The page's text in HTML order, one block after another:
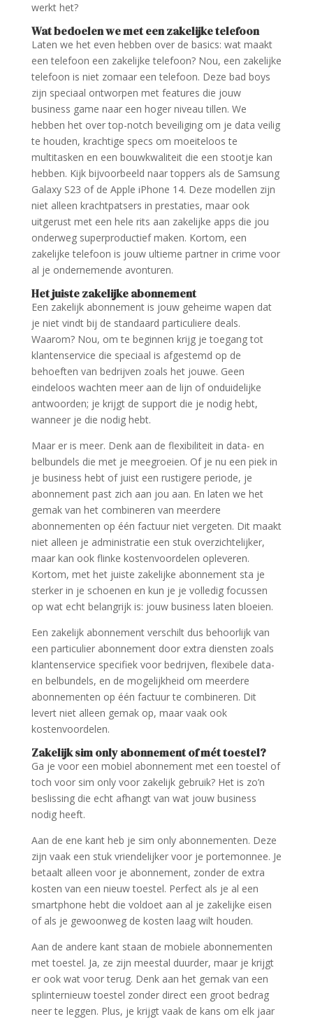
werkt het?
Wat bedoelen we met een zakelijke telefoon
Laten we het even hebben over de basics: wat maakt
een telefoon een zakelijke telefoon? Nou, een zakelijke
telefoon is niet zomaar een telefoon. Deze bad boys
zijn speciaal ontworpen met features die jouw
business game naar een hoger niveau tillen. We
hebben het over top-notch beveiliging om je data veilig
te houden, krachtige specs om moeiteloos te
multitasken en een bouwkwaliteit die een stootje kan
hebben. Kijk bijvoorbeeld naar toppers als de Samsung
Galaxy S23 of de Apple iPhone 14. Deze modellen zijn
niet alleen krachtpatsers in prestaties, maar ook
uitgerust met een hele rits aan zakelijke apps die jou
onderweg superproductief maken. Kortom, een
zakelijke telefoon is jouw ultieme partner in crime voor
al je ondernemende avonturen.
Het juiste zakelijke abonnement
Een zakelijk abonnement is jouw geheime wapen dat
je niet vindt bij de standaard particuliere deals.
Waarom? Nou, om te beginnen krijg je toegang tot
klantenservice die speciaal is afgestemd op de
behoeften van bedrijven zoals het jouwe. Geen
eindeloos wachten meer aan de lijn of onduidelijke
antwoorden; je krijgt de support die je nodig hebt,
wanneer je die nodig hebt.
Maar er is meer. Denk aan de flexibiliteit in data- en
belbundels die met je meegroeien. Of je nu een piek in
je business hebt of juist een rustigere periode, je
abonnement past zich aan jou aan. En laten we het
gemak van het combineren van meerdere
abonnementen op één factuur niet vergeten. Dit maakt
niet alleen je administratie een stuk overzichtelijker,
maar kan ook flinke kostenvoordelen opleveren.
Kortom, met het juiste zakelijke abonnement sta je
sterker in je schoenen en kun je je volledig focussen
op wat echt belangrijk is: jouw business laten bloeien.
Een zakelijk abonnement verschilt dus behoorlijk van
een particulier abonnement door extra diensten zoals
klantenservice specifiek voor bedrijven, flexibele data-
en belbundels, en de mogelijkheid om meerdere
abonnementen op één factuur te combineren. Dit
levert niet alleen gemak op, maar vaak ook
kostenvoordelen.
Zakelijk sim only abonnement of mét toestel?
Ga je voor een mobiel abonnement met een toestel of
toch voor sim only voor zakelijk gebruik? Het is zo’n
beslissing die echt afhangt van wat jouw business
nodig heeft.
Aan de ene kant heb je sim only abonnementen. Deze
zijn vaak een stuk vriendelijker voor je portemonnee. Je
betaalt alleen voor je abonnement, zonder de extra
kosten van een nieuw toestel. Perfect als je al een
smartphone hebt die voldoet aan al je zakelijke eisen
of als je gewoonweg de kosten laag wilt houden.
Aan de andere kant staan de mobiele abonnementen
met toestel. Ja, ze zijn meestal duurder, maar je krijgt
er ook wat voor terug. Denk aan het gemak van een
splinternieuw toestel zonder direct een groot bedrag
neer te leggen. Plus, je krijgt vaak de kans om elk jaar